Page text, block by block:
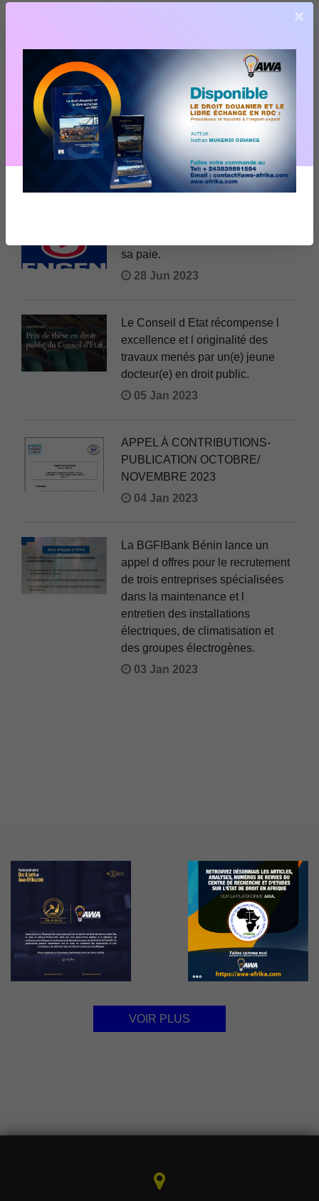
Magistrature
Appel à contributions de la revue
Réflexions Juridiques Africaines
– Parution de décembre 2023
22 Jul 2023
sa paie.
28 Jun 2023
Le Conseil d Etat récompense l
excellence et l originalité des
travaux menés par un(e) jeune
docteur(e) en droit public.
05 Jan 2023
APPEL À CONTRIBUTIONS-
PUBLICATION OCTOBRE/
NOVEMBRE 2023
04 Jan 2023
La BGFIBank Bénin lance un
appel d offres pour le recrutement
de trois entreprises spécialisées
dans la maintenance et l
entretien des installations
électriques, de climatisation et
des groupes électrogènes.
03 Jan 2023
×
VOIR PLUS